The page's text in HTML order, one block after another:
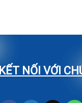
KẾT NỐI VỚI